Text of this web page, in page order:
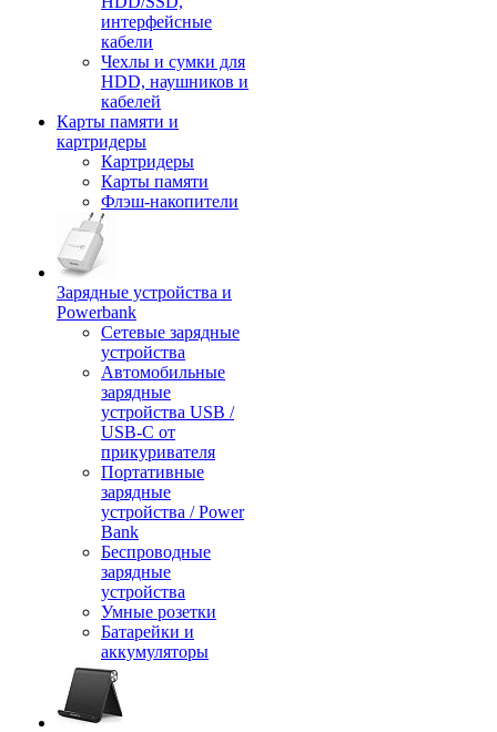
интерфейсные
кабели
Чехлы и сумки для
HDD, наушников и
кабелей
Карты памяти и
картридеры
Картридеры
Карты памяти
Флэш-накопители
Зарядные устройства и
Powerbank
Сетевые зарядные
устройства
Автомобильные
зарядные
устройства USB /
USB-C от
прикуривателя
Портативные
зарядные
устройства / Power
Bank
Беспроводные
зарядные
устройства
Умные розетки
Батарейки и
аккумуляторы